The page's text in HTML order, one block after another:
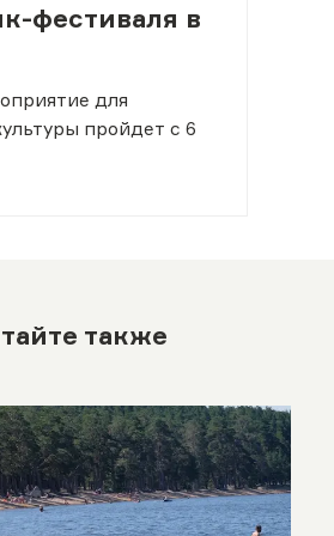
фестиваля в
для
пройдет с 6
также